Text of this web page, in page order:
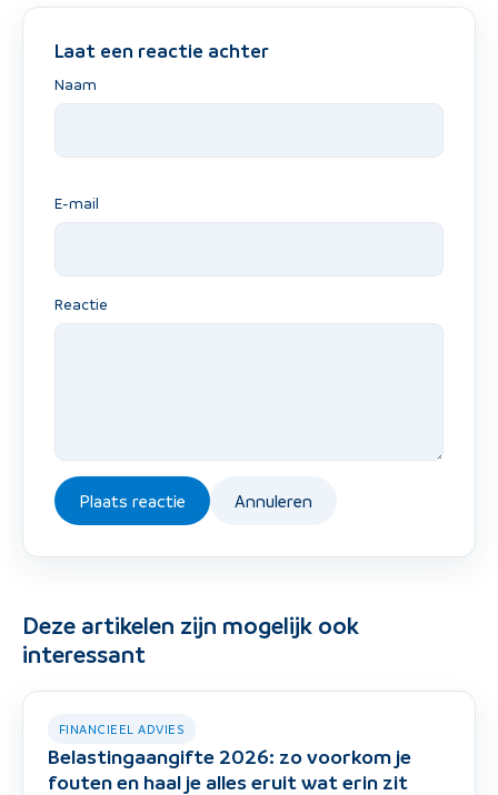
Laat een reactie achter
Naam
E-mail
Reactie
Plaats reactie Annuleren
Deze artikelen zijn mogelijk ook
interessant
FINANCIEEL ADVIES
Belastingaangifte 2026: zo voorkom je
fouten en haal je alles eruit wat erin zit